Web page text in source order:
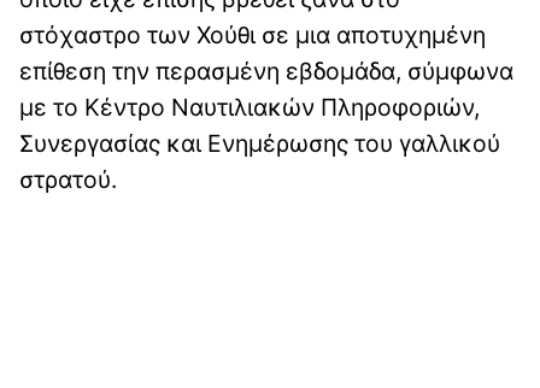
στόχαστρο των Χούθι σε μια αποτυχημένη
επίθεση την περασμένη εβδομάδα, σύμφωνα
με το Κέντρο Ναυτιλιακών Πληροφοριών,
Συνεργασίας και Ενημέρωσης του γαλλικού
στρατού.